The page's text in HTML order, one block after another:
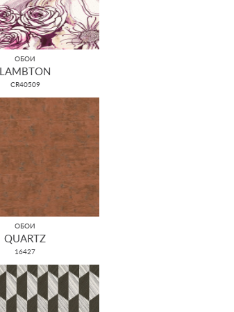
ОБОИ
LAMBTON
CR40509
ОБОИ
QUARTZ
16427